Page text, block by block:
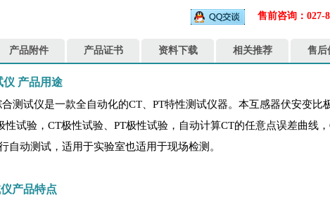
售前咨询：027-
产品附件 产品证书 资料下载 相关推荐 售后
仪 产品用途
测试仪是一款全自动化的CT、PT特性测试仪器。本互感器伏安变比
试验，CT极性试验、PT极性试验，自动计算CT的任意点误差曲线
动测试，适用于实验室也适用于现场检测。
产品特点